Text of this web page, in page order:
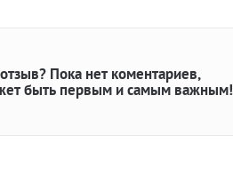
Пока нет коментариев,
быть первым и самым важным!